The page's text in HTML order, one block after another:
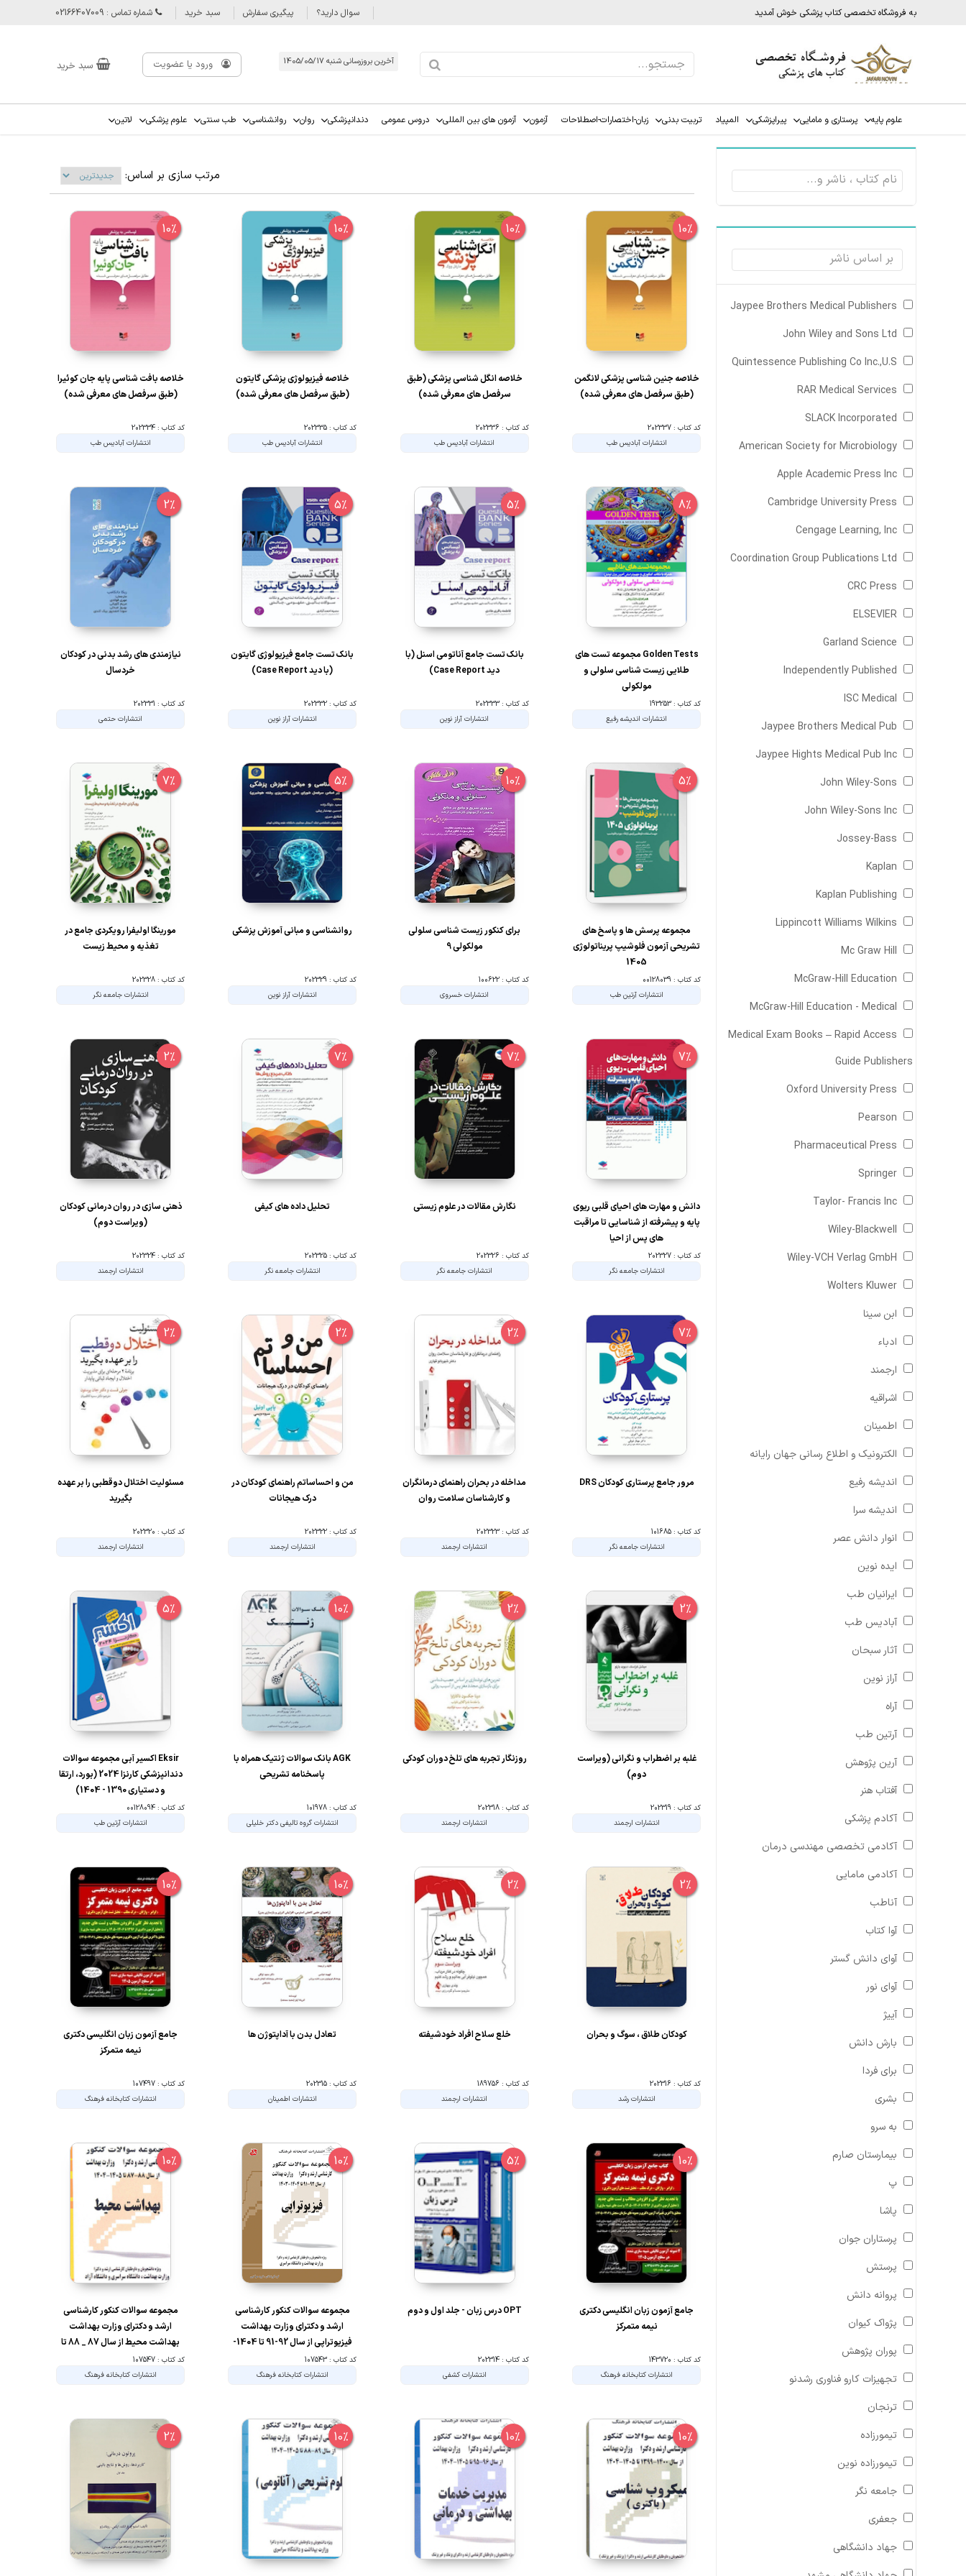
به فروشگاه تخصصی کتاب پزشکی خوش آمدید سوال دارید؟ پیگیری سفارش سبد خرید شماره تماس : 02166407009
آخرین بروزرسانی شنبه 1405/05/17 ورود یا عضویت سبد خرید
علوم پایه پرستاری و مامایی پیراپزشکی المپیاد تربیت بدنی زبان-اختصارات-اصطلاحات آزمون آزمون های بین المللی دروس عمومی دندانپزشکی روان روانشناسی طب سنتی علوم پزشکی لاتین
Jaypee Brothers Medical Publishers
John Wiley and Sons Ltd
Quintessence Publishing Co Inc.,U.S
RAR Medical Services
SLACK Incorporated
American Society for Microbiology
Apple Academic Press Inc
Cambridge University Press
Cengage Learning, Inc
Coordination Group Publications Ltd
CRC Press
ELSEVIER
Garland Science
Independently Published
ISC Medical
Jaypee Brothers Medical Pub
Jaypee Hights Medical Pub Inc
John Wiley-Sons
John Wiley-Sons Inc
Jossey-Bass
Kaplan
Kaplan Publishing
Lippincott Williams Wilkins
Mc Graw Hill
McGraw-Hill Education
McGraw-Hill Education - Medical
Medical Exam Books – Rapid Access
Guide Publishers
Oxford University Press
Pearson
Pharmaceutical Press
Springer
Taylor- Francis Inc
Wiley-Blackwell
Wiley-VCH Verlag GmbH
Wolters Kluwer
ابن سینا
ادباء
ارجمند
اشراقیه
اطمینان
الکترونیک و اطلاع رسانی جهان رایانه
اندیشه رفیع
اندیشه سرا
انوار دانش عصر
ایده نوین
ایرانیان طب
آبادیس طب
آثار سبحان
آراز نوین
آراه
آرتین طب
آرین پژوهش
آفتاب هنر
آکادم پزشکی
آکادمی تخصصی مهندسی درمان
آکادمی مامایی
آناطب
آوا کتاب
آوای دانش گستر
آوای نور
آییژ
بارش دانش
برای فردا
بشری
به سرو
بیمارستان صارم
پ
پاشا
پرستاران جوان
پرستش
پروانه دانش
پژواک کیوان
پوران پژوهش
تجهیزات کارو فناوری رشدنو
ترنجان
تیمورزاده
تیمورزاده نوین
جامعه نگر
جعفری
جهاد دانشگاهی
مرتب سازی بر اساس:
10%
خلاصه جنین شناسی پزشکی لانگمن
(طبق سرفصل های معرفی شده)
کد کتاب : 202337
انتشارات آبادیس طب
10%
خلاصه انگل شناسی پزشکی (طبق
سرفصل های معرفی شده)
کد کتاب : 202336
انتشارات آبادیس طب
10%
خلاصه فیزیولوژی پزشکی گایتون
(طبق سرفصل های معرفی شده)
کد کتاب : 202335
انتشارات آبادیس طب
10%
خلاصه بافت شناسی پایه جان کوئیرا
(طبق سرفصل های معرفی شده)
کد کتاب : 202334
انتشارات آبادیس طب
8%
Golden Tests مجموعه تست های
طلایی زیست شناسی سلولی و
مولکولی
کد کتاب : 193253
انتشارات اندیشه رفیع
5%
بانک تست جامع آناتومی اسنل (با
دید Case Report)
کد کتاب : 202333
انتشارات آراز نوین
5%
بانک تست جامع فیزیولوژی گایتون
(با دید Case Report)
کد کتاب : 202332
انتشارات آراز نوین
2%
نیازمندی های رشد بدنی در کودکان
خردسال
کد کتاب : 202331
انتشارات حتمی
5%
مجموعه پرسش ها و پاسخ های
تشریحی آزمون فلوشیپ پریناتولوژی
1405
کد کتاب : 00128039
انتشارات آرتین طب
10%
برای کنکور زیست شناسی سلولی
مولکولی 9
کد کتاب : 100622
انتشارات خسروی
5%
روانشناسی و مبانی آموزش پزشکی
کد کتاب : 202329
انتشارات آراز نوین
7%
مورینگا اولیفرا رویکردی جامع در
تغذیه و محیط زیست
کد کتاب : 202328
انتشارات جامعه نگر
7%
دانش و مهارت های احیای قلبی ریوی
پایه و پیشرفته از شناسایی تا مراقبت
های پس از احیا
کد کتاب : 202327
انتشارات جامعه نگر
7%
نگارش مقالات در علوم زیستی
کد کتاب : 202326
انتشارات جامعه نگر
7%
تحلیل داده های کیفی
کد کتاب : 202325
انتشارات جامعه نگر
2%
ذهنی سازی در روان درمانی کودکان
(ویراست دوم)
کد کتاب : 202324
انتشارات ارجمند
7%
مرور جامع پرستاری کودکان DRS
کد کتاب : 101685
انتشارات جامعه نگر
2%
مداخله در بحران راهنمای درمانگران
و کارشناسان سلامت روان
کد کتاب : 202323
انتشارات ارجمند
2%
من و احساساتم راهنمای کودکان در
درک هیجانات
کد کتاب : 202322
انتشارات ارجمند
2%
مسئولیت اختلال دوقطبی را بر عهده
بگیرید
کد کتاب : 202320
انتشارات ارجمند
2%
غلبه بر اضطراب و نگرانی (ویراست
دوم)
کد کتاب : 202319
انتشارات ارجمند
2%
روزنگار تجربه های تلخ دوران کودکی
کد کتاب : 202318
انتشارات ارجمند
10%
AGK بانک سوالات ژنتیک همراه با
پاسخنامه تشریحی
کد کتاب : 101978
انتشارات گروه تالیفی دکتر خلیلی
5%
Eksir اکسیر آبی مجموعه سوالات
دندانپزشکی کارنزا 2024 (بورد، ارتقا
و دستیاری 1390 - 1404)
کد کتاب : 00128094
انتشارات آرتین طب
2%
کودکان طلاق ، سوگ و بحران
کد کتاب : 202316
انتشارات رشد
2%
خلع سلاح افراد خودشیفته
کد کتاب : 189756
انتشارات ارجمند
10%
تعادل بدن با آداپتوژن ها
کد کتاب : 202315
انتشارات اطمینان
10%
جامع آزمون زبان انگلیسی دکتری
نیمه متمرکز
کد کتاب : 107497
انتشارات کتابخانه فرهنگ
10%
جامع آزمون زبان انگلیسی دکتری
نیمه متمرکز
کد کتاب : 143720
انتشارات کتابخانه فرهنگ
5%
OPT درس زبان - جلد اول و دوم
کد کتاب : 202314
انتشارات کشفی
10%
مجموعه سوالات کنکور کارشناسی
ارشد و دکترای وزارت بهداشت
فیزیوتراپی از سال 92-91 تا 1404-
1403 جلد2
کد کتاب : 107543
انتشارات کتابخانه فرهنگ
10%
مجموعه سوالات کنکور کارشناسی
ارشد و دکترای وزارت بهداشت
بهداشت محیط از سال 87 _ 88 تا
1405 _ 1404
کد کتاب : 107547
انتشارات کتابخانه فرهنگ
10%
10%
10%
2%